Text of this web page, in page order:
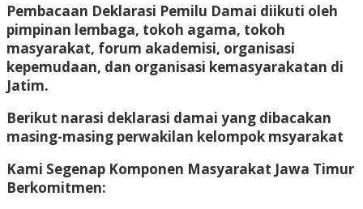
Pembacaan Deklarasi Pemilu Damai diikuti oleh
pimpinan lembaga, tokoh agama, tokoh
masyarakat, forum akademisi, organisasi
kepemudaan, dan organisasi kemasyarakatan di
Jatim.
Berikut narasi deklarasi damai yang dibacakan
masing-masing perwakilan kelompok msyarakat
Kami Segenap Komponen Masyarakat Jawa Timur
Berkomitmen: